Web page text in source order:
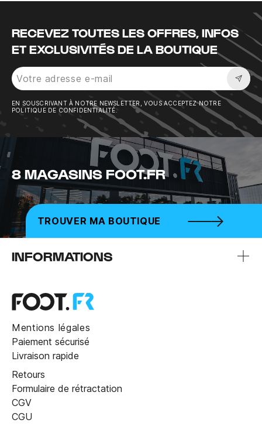
RECEVEZ TOUTES LES OFFRES, INFOS
ET EXCLUSIVITÉS DE LA BOUTIQUE
EN SOUSCRIVANT À NOTRE NEWSLETTER, VOUS ACCEPTEZ NOTRE
POLITIQUE DE CONFIDENTIALITÉ.
8 MAGASINS FOOT.FR
TROUVER MA BOUTIQUE
INFORMATIONS
Mentions légales
Paiement sécurisé
Livraison rapide
Retours
Formulaire de rétractation
CGV
CGU